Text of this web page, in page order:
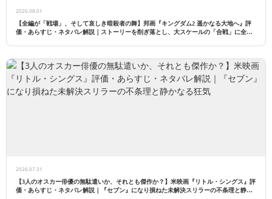
2026.08.01
【全編が「戦場」、そして哀しき暗殺者の舞】邦画『キングダム2 遥かなる大地へ』評
価・あらすじ・ネタバレ解説｜ストーリーを削ぎ落とし、大スケールの「合戦」に全振
2026.07.31
【3人のオスカー俳優の無駄遣いか、それとも傑作か？】米映画『リトル・シングス』評
価・あらすじ・ネタバレ解説｜『セブン』になり損ねた未解決スリラーの不条理と静か